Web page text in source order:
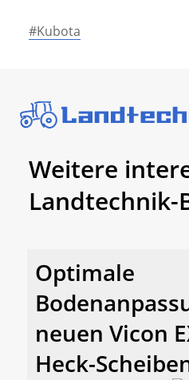
#Kubota
Weitere
Landtechnik-
Optimale
neuen Vicon
Heck-